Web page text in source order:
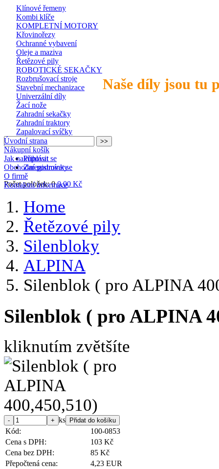
Naše díly jsou tu
Klínové řemeny
Kombi klíče
KOMPLETNÍ MOTORY
Křovinořezy
Ochranné vybavení
Oleje a maziva
Řetězové pily
ROBOTICKÉ SEKAČKY
Rozbrušovací stroje
Stavební mechanizace
Univerzální díly
Žací nože
Zahradní sekačky
Zahradní traktory
Zapalovací svíčky
Přihlásit se
Zaregistrovat se
Počet položek: 0 0,00 Kč
Úvodní strana
Nákupní košík
Jak nakupovat
Obchodní podmínky
O firmě
Kontaktní informace
Home
Řetězové pily
Silenbloky
ALPINA
Silenblok ( pro ALPINA
Silenblok ( pro ALPINA
kliknutím zvětšíte
ks
Kód:
100-0853
Cena s DPH:
103 Kč
Cena bez DPH:
85 Kč
Přepočtená cena:
4,23 EUR